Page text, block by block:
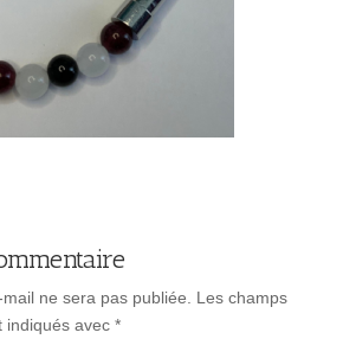
ne sera pas publiée. Les champs
indiqués avec *